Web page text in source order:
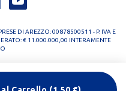
DI AREZZO: 00878500511 - P. IVA E
€ 11.000.000,00 INTERAMENTE
POLICY